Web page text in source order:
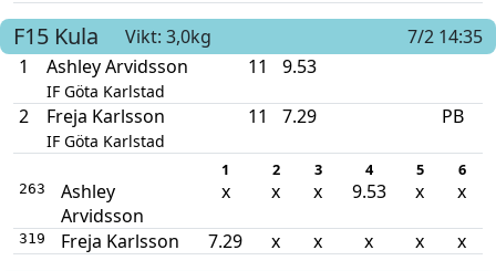
F15 Kula Vikt: 3,0kg
7/2 14:35
1
Ashley Arvidsson
IF Göta Karlstad
11 9.53
2 Freja Karlsson
IF Göta Karlstad
11 7.29 PB
1 2 3 4 5 6
263
Ashley
Arvidsson
x x x 9.53 x x
319 Freja Karlsson 7.29 x x x x x